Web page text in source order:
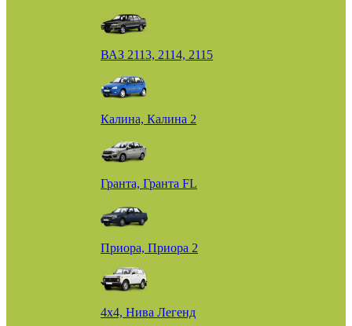
ВАЗ 2113, 2114, 2115
Калина, Калина 2
Гранта, Гранта FL
Приора, Приора 2
4х4, Нива Легенд